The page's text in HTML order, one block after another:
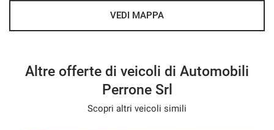
Sarete i benvenuti!!
VEDI MAPPA
Altre offerte di veicoli di Automobili
Perrone Srl
Scopri altri veicoli simili